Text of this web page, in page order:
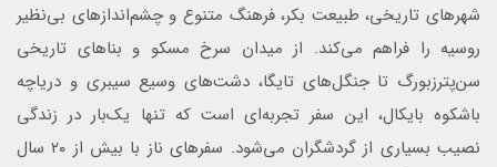
شهرهای تاریخی، طبیعت بکر، فرهنگ متنوع و چشم‌اندازهای بی‌نظیر
روسیه را فراهم می‌کند. از میدان سرخ مسکو و بناهای تاریخی
سن‌پترزبورگ تا جنگل‌های تایگا، دشت‌های وسیع سیبری و دریاچه
باشکوه بایکال، این سفر تجربه‌ای است که تنها یک‌بار در زندگی
نصیب بسیاری از گردشگران می‌شود. سفرهای ناز با بیش از ۲۰ سال